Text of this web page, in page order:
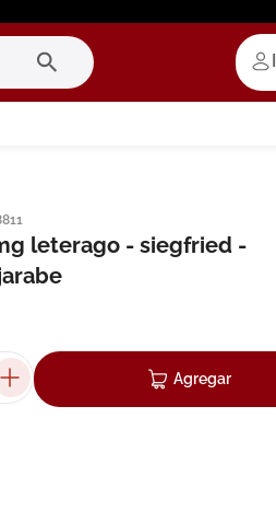
leterago - siegfried -
Agregar